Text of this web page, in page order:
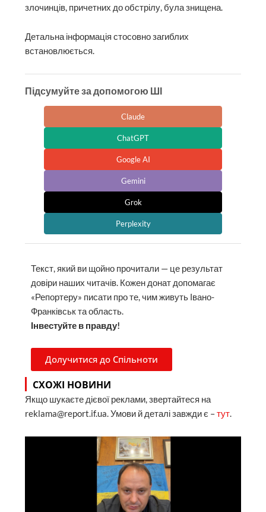
злочинців, причетних до обстрілу, була знищена.
Детальна інформація стосовно загиблих
встановлюється.
Підсумуйте за допомогою ШІ
Claude
ChatGPT
Google AI
Gemini
Grok
Perplexity
Текст, який ви щойно прочитали — це результат
довіри наших читачів. Кожен донат допомагає
«Репортеру» писати про те, чим живуть Івано-
Франківськ та область.
Інвестуйте в правду!
Долучитися до Спільноти
СХОЖІ НОВИНИ
Якщо шукаєте дієвої реклами, звертайтеся на
reklama@report.if.ua. Умови й деталі завжди є –тут.